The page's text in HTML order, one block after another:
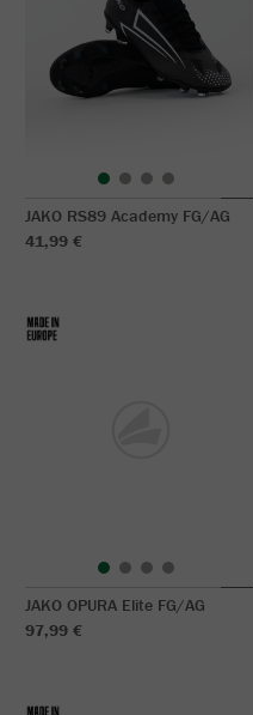
JAKO RS89 Academy FG/AG
41,99 €
JAKO OPURA Elite FG/AG
97,99 €